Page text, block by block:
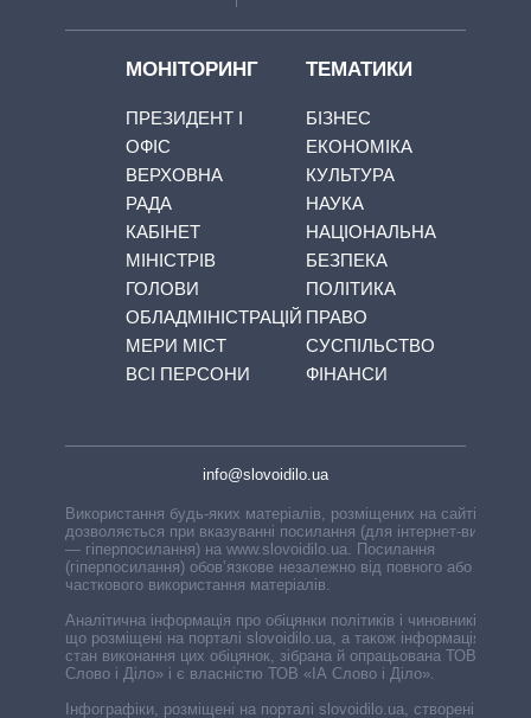
МОНІТОРИНГ
ПРЕЗИДЕНТ І
ОФІС
ВЕРХОВНА
РАДА
КАБІНЕТ
МІНІСТРІВ
ГОЛОВИ
ОБЛАДМІНІСТРАЦІЙ
МЕРИ МІСТ
ВСІ ПЕРСОНИ
ТЕМАТИКИ
БІЗНЕС
ЕКОНОМІКА
КУЛЬТУРА
НАУКА
НАЦІОНАЛЬНА
БЕЗПЕКА
ПОЛІТИКА
ПРАВО
СУСПІЛЬСТВО
ФІНАНСИ
info@slovoidilo.ua
Використання будь-яких матеріалів, розміщених на сайті,
дозволяється при вказуванні посилання (для інтернет-видань
— гіперпосилання) на www.slovoidilo.ua. Посилання
(гіперпосилання) обов’язкове незалежно від повного або
часткового використання матеріалів.
Аналітична інформація про обіцянки політиків і чиновників,
що розміщені на порталі slovoidilo.ua, а також інформація про
стан виконання цих обіцянок, зібрана й опрацьована ТОВ «ІА
Слово і Діло» і є власністю ТОВ «ІА Слово і Діло».
Інфографіки, розміщені на порталі slovoidilo.ua, створені ГО